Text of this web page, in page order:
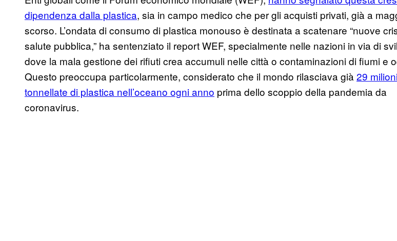
dipendenza dalla plastica, sia in campo medico che per gli acquisti privati, già a
scorso. L’ondata di consumo di plastica monouso è destinata a scatenare “nuove
salute pubblica,” ha sentenziato il report WEF, specialmente nelle nazioni in via di
dove la mala gestione dei rifiuti crea accumuli nelle città o contaminazioni di fiumi e
Questo preoccupa particolarmente, considerato che il mondo rilasciava già 29
tonnellate di plastica nell’oceano ogni anno prima dello scoppio della pandemia da
coronavirus.